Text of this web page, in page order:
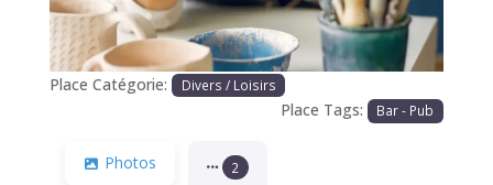
Place Catégorie: Divers / Loisirs
Place Tags: Bar - Pub
Photos 2